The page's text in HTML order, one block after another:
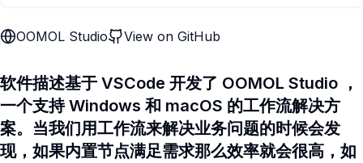
OOMOL Studio View on GitHub
软件描述基于 VSCode 开发了 OOMOL Studio ，
一个支持 Windows 和 macOS 的工作流解决方
案。当我们用工作流来解决业务问题的时候会发
现，如果内置节点满足需求那么效率就会很高，如